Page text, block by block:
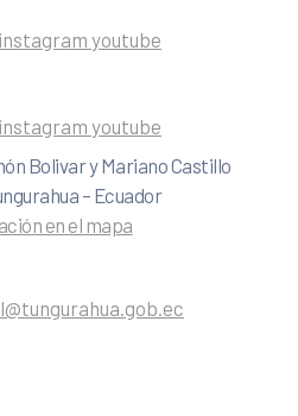
instagram youtube
instagram youtube
Bolivar y Mariano Castillo
– Ecuador
en el mapa